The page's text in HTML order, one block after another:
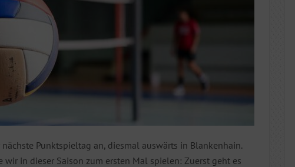
Punktspieltag an, diesmal auswärts in Blankenhain.
wir in dieser Saison zum ersten Mal spielen: Zuerst geht es